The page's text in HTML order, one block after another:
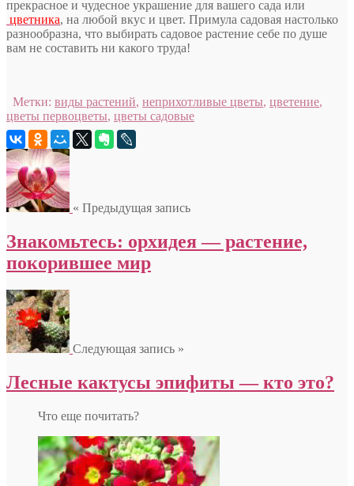
прекрасное и чудесное украшение для вашего сада или
цветника, на любой вкус и цвет. Примула садовая настолько
разнообразна, что выбирать садовое растение себе по душе
вам не составить ни какого труда!
Метки: виды растений, неприхотливые цветы, цветение,
цветы первоцветы, цветы садовые
« Предыдущая запись
Знакомьтесь: орхидея — растение,
покорившее мир
Следующая запись »
Лесные кактусы эпифиты — кто это?
Что еще почитать?